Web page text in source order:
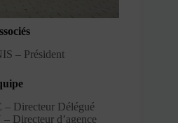
– Président
– Directeur Délégué
Directeur d’agence